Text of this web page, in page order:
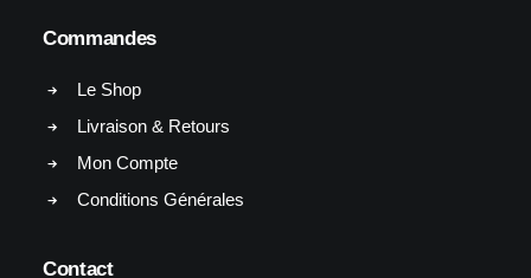
Commandes
Le Shop
Livraison & Retours
Mon Compte
Conditions Générales
Contact